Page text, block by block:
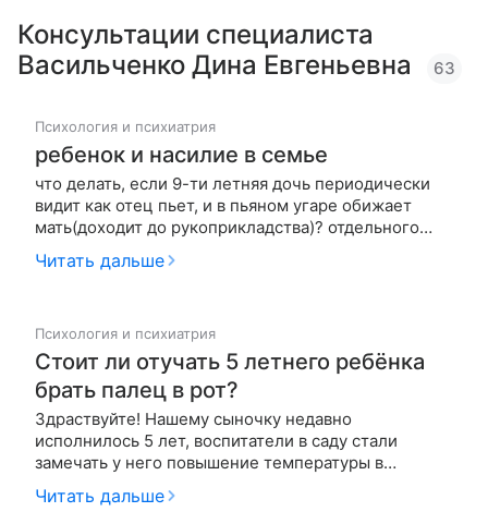
Консультации специалиста
Васильченко Дина Евгеньевна
63
Психология и психиатрия
ребенок и насилие в семье
что делать, если 9-ти летняя дочь периодически
видит как отец пьет, и в пьяном угаре обижает
мать(доходит до рукоприкладства)? отдельного
жилья у матери нет и она вынуждена терпеть эти
унижения
Читать дальше
Психология и психиатрия
Стоит ли отучать 5 летнего ребёнка
брать палец в рот?
Здраствуйте! Нашему сыночку недавно
исполнилось 5 лет, воспитатели в саду стали
замечать у него повышение температуры в
стрессовых ситуациях до 38 градусов, плюс ко
всему он с рождения сосет большой пальчик,
Читать дальше